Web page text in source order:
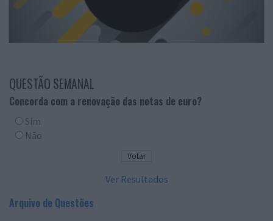
QUESTÃO SEMANAL
Concorda com a renovação das notas de euro?
Sim
Não
Ver Resultados
Arquivo de Questões